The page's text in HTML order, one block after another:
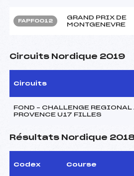
FAPF0012
GRAND PRIX DE
MONTGENEVRE
Circuits Nordique 2019
Circuits
FOND – CHALLENGE REGIONAL
PROVENCE U17 FILLES
Résultats Nordique
Codex Course